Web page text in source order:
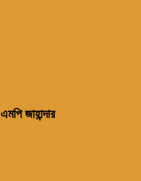
জাহান্দার